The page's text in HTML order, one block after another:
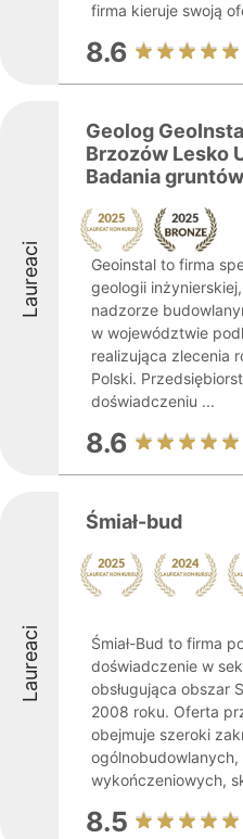
firma kieruje swoją
8.6
Laureaci
Geolog
Brzozów Lesko
Badania
Geoinstal to firma
geologii
nadzorze
w województwie
realizująca zlecenia
Polski.
doświadczeniu ...
8.6
Laureaci
Śmiał-bud
Śmiał-Bud to firma
doświadczenie w
obsługująca obszar
2008 roku. Oferta
obejmuje szeroki
wykończeniowych,
8.5